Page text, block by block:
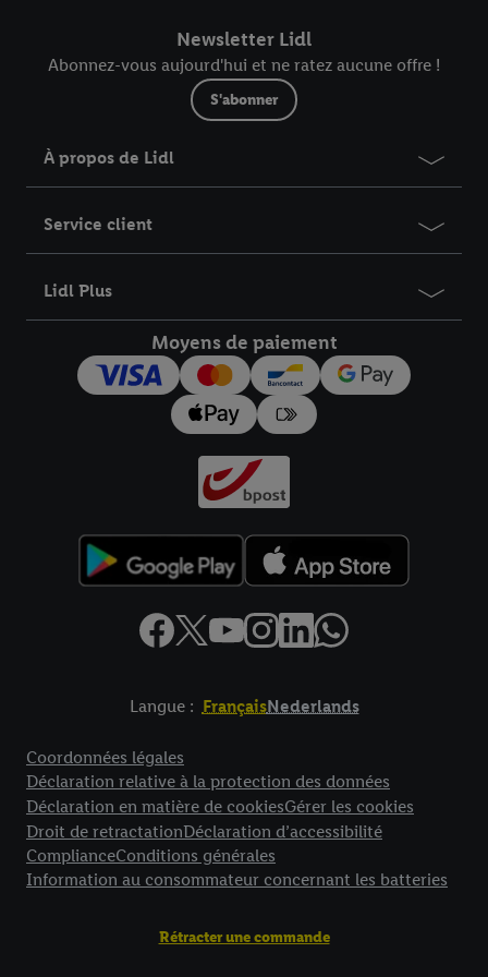
Newsletter Lidl
Abonnez-vous aujourd'hui et ne ratez aucune offre !
S'abonner
À propos de Lidl
Service client
Lidl Plus
Moyens de paiement
Langue : FrançaisNederlands
Coordonnées légales
Déclaration relative à la protection des données
Déclaration en matière de cookiesGérer les cookies
Droit de retractationDéclaration d’accessibilité
ComplianceConditions générales
Information au consommateur concernant les batteries
Rétracter une commande